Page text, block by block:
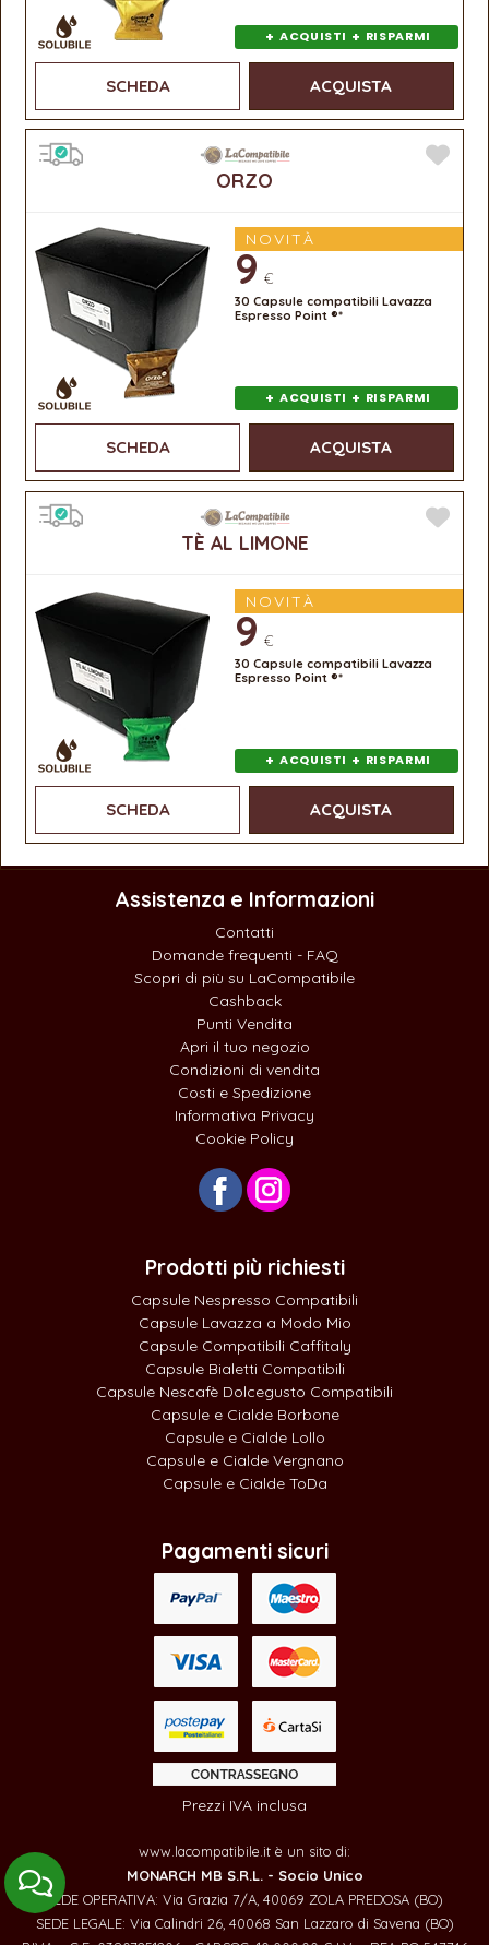
+ ACQUISTI + RISPARMI
SCHEDA ACQUISTA
ORZO
NOVITÀ
9 €
30 Capsule compatibili Lavazza
Espresso Point ®*
+ ACQUISTI + RISPARMI
SCHEDA ACQUISTA
TÈ AL LIMONE
NOVITÀ
9 €
30 Capsule compatibili Lavazza
Espresso Point ®*
+ ACQUISTI + RISPARMI
SCHEDA ACQUISTA
Assistenza e Informazioni
Contatti
Domande frequenti - FAQ
Scopri di più su LaCompatibile
Cashback
Punti Vendita
Apri il tuo negozio
Condizioni di vendita
Costi e Spedizione
Informativa Privacy
Cookie Policy
Prodotti più richiesti
Capsule Nespresso Compatibili
Capsule Lavazza a Modo Mio
Capsule Compatibili Caffitaly
Capsule Bialetti Compatibili
Capsule Nescafè Dolcegusto Compatibili
Capsule e Cialde Borbone
Capsule e Cialde Lollo
Capsule e Cialde Vergnano
Capsule e Cialde ToDa
Pagamenti sicuri
Prezzi IVA inclusa
www.lacompatibile.it è un sito di:
MONARCH MB S.R.L. - Socio Unico
SEDE OPERATIVA: Via Grazia 7/A, 40069 ZOLA PREDOSA (BO)
SEDE LEGALE: Via Calindri 26, 40068 San Lazzaro di Savena (BO)